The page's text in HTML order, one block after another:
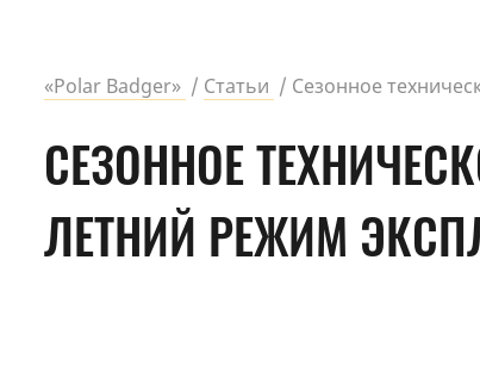
«Polar Badger» Статьи Сезонное
СЕЗОННОЕ
ЛЕТНИЙ РЕЖИМ